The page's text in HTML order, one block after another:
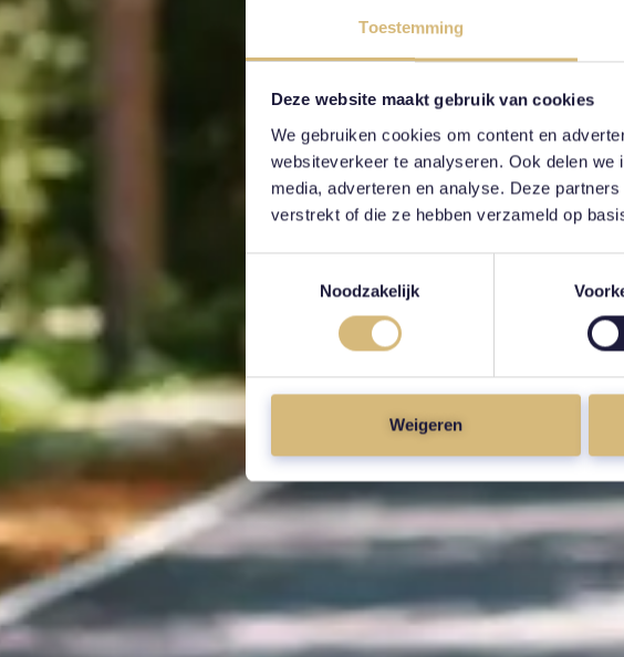
Toestemming
Deze website maakt gebruik van cookies
We gebruiken cookies om content en
websiteverkeer te analyseren. Ook delen
media, adverteren en analyse. Deze
verstrekt of die ze hebben verzameld op
Noodzakelijk
Weigeren